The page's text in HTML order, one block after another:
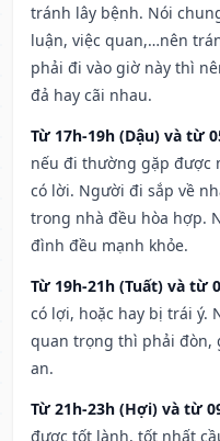
tránh lây bệnh. Nói
luận, việc quan,…nên
phải đi vào giờ này thì
đả hay cãi nhau.
Từ 17h-19h (Dậu) và từ
nếu đi thường gặp được
có lời. Người đi sắp về
trong nhà đều hòa hợp.
đình đều mạnh khỏe.
Từ 19h-21h (Tuất) và từ
có lợi, hoặc hay bị trái ý.
quan trọng thì phải đòn,
an.
Từ 21h-23h (Hợi) và từ
được tốt lành, tốt nhất